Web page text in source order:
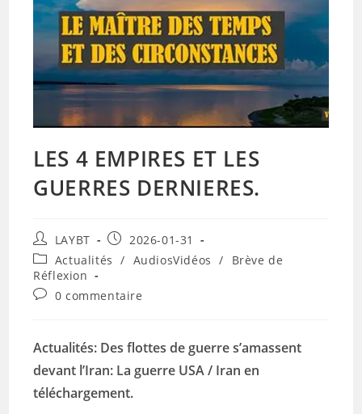
LES 4 EMPIRES ET LES
GUERRES DERNIERES.
Auteur/autrice
de
la
publication :
LAYBT
Publication
publiée :
2026-01-31
Post
category:
Actualités / AudiosVidéos /
Brève de
Réflexion
Commentaires
publication :
0 commentaire
Actualités: Des flottes de guerre s’amassent
devant l’Iran: La guerre USA / Iran en
téléchargement.